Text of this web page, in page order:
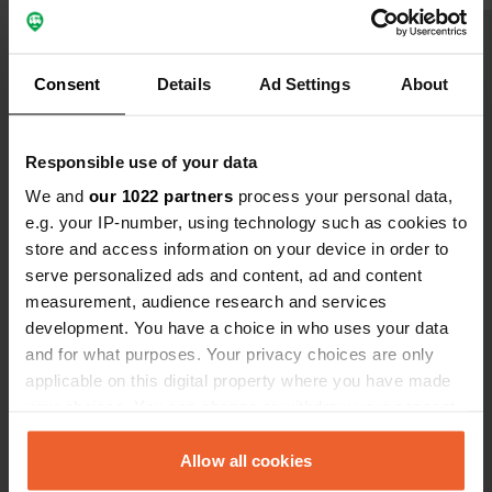
Consent Details Ad Settings About
Responsible use of your data
We and our 1022 partners process your personal data,
e.g. your IP-number, using technology such as cookies to
store and access information on your device in order to
serve personalized ads and content, ad and content
measurement, audience research and services
development. You have a choice in who uses your data
and for what purposes. Your privacy choices are only
applicable on this digital property where you have made
any time from the Cookie Declaration or by clicking on
the Privacy trigger icon.Allow all cookies
Contact
Emplacement
Artaix, France
Coordonnées
46° 15' 11" N 4° 0' 41" E